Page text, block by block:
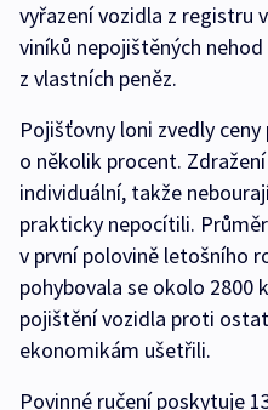
vyřazení vozidla z registru
viníků nepojištěných
z vlastních peněz.
Pojišťovny loni zvedly
o několik procent.
individuální, takže
prakticky nepocítili.
v první polovině letošního
pohybovala se okolo 2800
pojištění vozidla proti
ekonomikám ušetřili.
Povinné ručení poskytuje